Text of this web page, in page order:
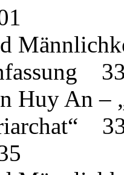
An –